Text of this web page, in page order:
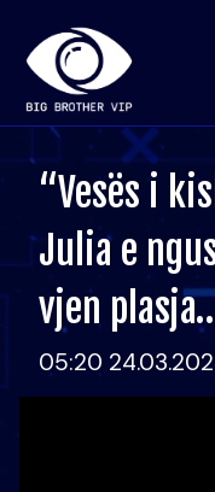
“Vesës i
Julia e
vjen
05:20